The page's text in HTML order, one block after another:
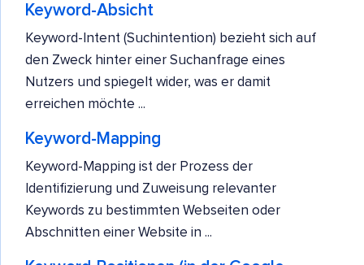
Keyword-Absicht
Keyword-Intent (Suchintention) bezieht sich auf
den Zweck hinter einer Suchanfrage eines
Nutzers und spiegelt wider, was er damit
erreichen möchte ...
Keyword-Mapping
Keyword-Mapping ist der Prozess der
Identifizierung und Zuweisung relevanter
Keywords zu bestimmten Webseiten oder
Abschnitten einer Website in ...